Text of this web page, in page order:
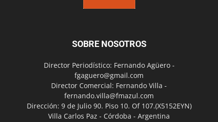
SOBRE NOSOTROS
Director Periodístico: Fernando Agüero -
fgaguero@gmail.com
Director Comercial: Fernando Villa -
fernando.villa@fmazul.com
Dirección: 9 de Julio 90. Piso 10. Of 107.(X5152EYN)
Villa Carlos Paz - Córdoba - Argentina